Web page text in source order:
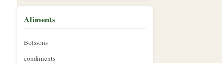
Aliments
Boissons
condiments